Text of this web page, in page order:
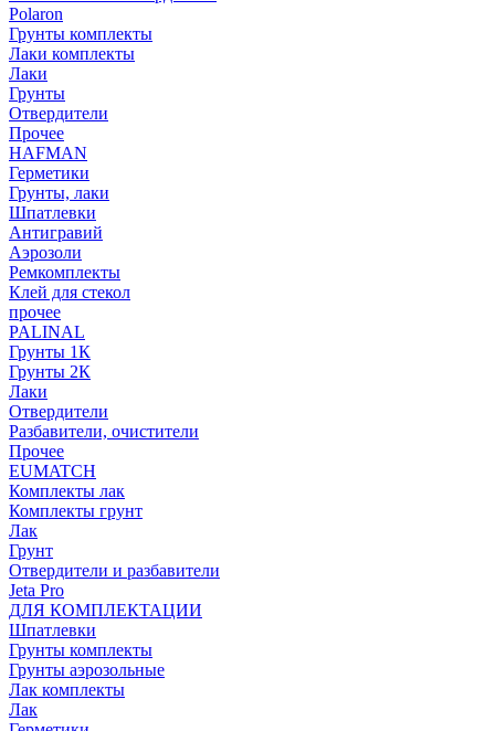
Polaron
Грунты комплекты
Лаки комплекты
Лаки
Грунты
Отвердители
Прочее
HAFMAN
Герметики
Грунты, лаки
Шпатлевки
Антигравий
Аэрозоли
Ремкомплекты
Клей для стекол
прочее
PALINAL
Грунты 1К
Грунты 2К
Лаки
Отвердители
Разбавители, очистители
Прочее
EUMATCH
Комплекты лак
Комплекты грунт
Лак
Грунт
Отвердители и разбавители
Jeta Pro
ДЛЯ КОМПЛЕКТАЦИИ
Шпатлевки
Грунты комплекты
Грунты аэрозольные
Лак комплекты
Лак